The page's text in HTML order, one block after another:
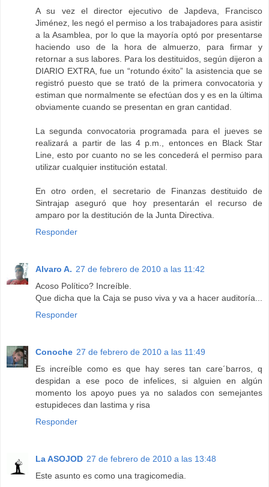
A su vez el director ejecutivo de Japdeva, Francisco
Jiménez, les negó el permiso a los trabajadores para asistir
a la Asamblea, por lo que la mayoría optó por presentarse
haciendo uso de la hora de almuerzo, para firmar y
retornar a sus labores. Para los destituidos, según dijeron a
DIARIO EXTRA, fue un “rotundo éxito” la asistencia que se
registró puesto que se trató de la primera convocatoria y
estiman que normalmente se efectúan dos y es en la última
obviamente cuando se presentan en gran cantidad.
La segunda convocatoria programada para el jueves se
realizará a partir de las 4 p.m., entonces en Black Star
Line, esto por cuanto no se les concederá el permiso para
utilizar cualquier institución estatal.
En otro orden, el secretario de Finanzas destituido de
Sintrajap aseguró que hoy presentarán el recurso de
amparo por la destitución de la Junta Directiva.
Responder
Alvaro A. 27 de febrero de 2010 a las 11:42
Acoso Político? Increíble.
Que dicha que la Caja se puso viva y va a hacer auditoría...
Responder
Conoche 27 de febrero de 2010 a las 11:49
Es increíble como es que hay seres tan care´barros, q
despidan a ese poco de infelices, si alguien en algún
momento los apoyo pues ya no salados con semejantes
estupideces dan lastima y risa
Responder
La ASOJOD 27 de febrero de 2010 a las 13:48
Este asunto es como una tragicomedia.